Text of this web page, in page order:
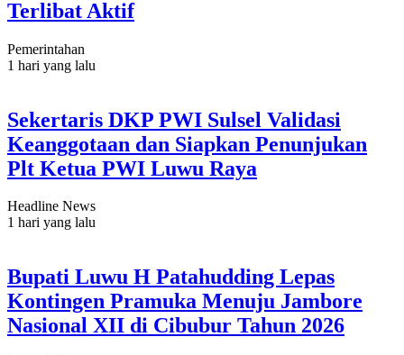
Terlibat Aktif
Pemerintahan
1 hari yang lalu
Sekertaris DKP PWI Sulsel Validasi
Keanggotaan dan Siapkan Penunjukan
Plt Ketua PWI Luwu Raya
Headline News
1 hari yang lalu
Bupati Luwu H Patahudding Lepas
Kontingen Pramuka Menuju Jambore
Nasional XII di Cibubur Tahun 2026